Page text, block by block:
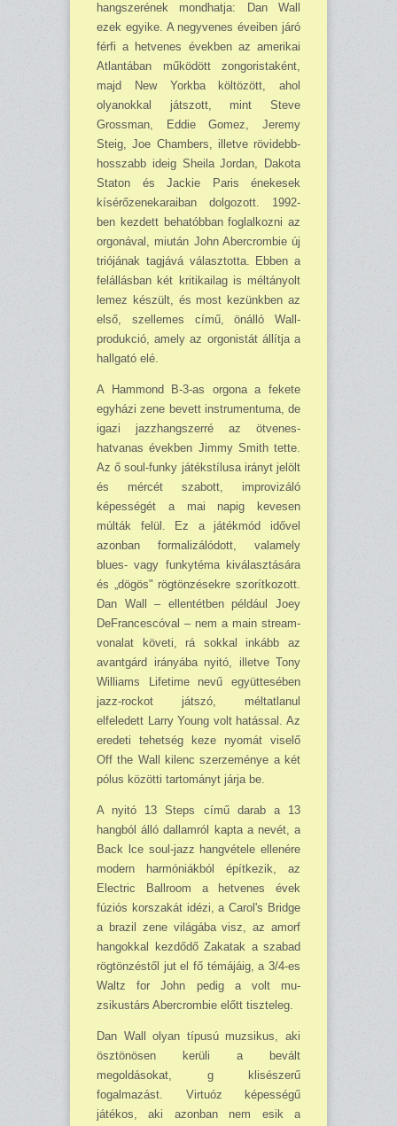
hangszerének mondhatja: Dan Wall
ezek egyike. A negyvenes éveiben járó
férfi a hetvenes években az amerikai
Atlantában működött zongoristaként,
majd New Yorkba költözött, ahol
olyanokkal játszott, mint Steve
Grossman, Eddie Gomez, Jeremy
Steig, Joe Chambers, illetve rövidebb-
hosszabb ideig Sheila Jordan, Dakota
Staton és Jackie Paris énekesek
kísérőzenekaraiban dolgozott. 1992-
ben kezdett behatóbban foglalkozni az
orgonával, miután John Abercrombie új
triójának tagjává válasz­totta. Ebben a
felállásban két kritikailag is méltányolt
lemez készült, és most kezünkben az
első, szellemes című, önálló Wall-
produkció, amely az orgonistát állítja a
hallgató elé.
A Hammond B-3-as orgona a fekete
egyházi zene bevett instrumentuma, de
igazi jazz­hangszerré az ötvenes-
hatvanas években Jimmy Smith tette.
Az ő soul-funky játékstílusa irányt jelölt
és mércét szabott, improvizáló
képességét a mai napig kevesen
múlták felül. Ez a já­ték­mód idővel
azonban formalizálódott, valamely
blues- vagy funkytéma kiválasztására
és „dögös" rögtönzésekre szorítkozott.
Dan Wall – ellentétben például Joey
DeFrancescóval – nem a main stream-
vonalat követi, rá sokkal inkább az
avantgárd irányába nyitó, illetve Tony
Williams Lifetime nevű együttesében
jazz-rockot játszó, méltatlanul
elfeledett Larry Young volt hatással. Az
eredeti tehetség keze nyomát viselő
Off the Wall kilenc szerzeménye a két
pólus közötti tartományt járja be.
A nyitó 13 Steps című darab a 13
hangból álló dallamról kapta a nevét, a
Back lce soul-jazz hangvétele ellenére
modern harmóniákból építkezik, az
Electric Ballroom a hetvenes évek
fúziós korszakát idézi, a Carol's Bridge
a brazil zene világába visz, az amorf
hangokkal kezdődő Zakatak a szabad
rögtönzéstől jut el fő témájáig, a 3/4-es
Waltz for John pedig a volt mu­
zsikustárs Abercrombie előtt tiszteleg.
Dan Wall olyan típusú muzsikus, aki
ösztönösen kerüli a bevált
megoldásokat, g klisészerű
fogalmazást. Virtuóz képességű
játékos, aki azonban nem esik a